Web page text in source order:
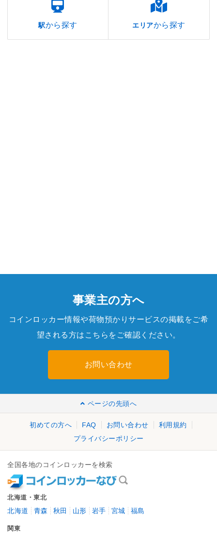
駅から探す エリアから探す
事業主の方へ
コインロッカー情報や荷物預かりサービスの掲載をご希
望される方はこちらをご確認ください。
お問い合わせ
ページの先頭へ
初めての方へ FAQ お問い合わせ
利用規約
プライバシーポリシー
全国各地のコインロッカーを検索
北海道・東北
北海道 青森 秋田 山形 岩手 宮城 福島
関東